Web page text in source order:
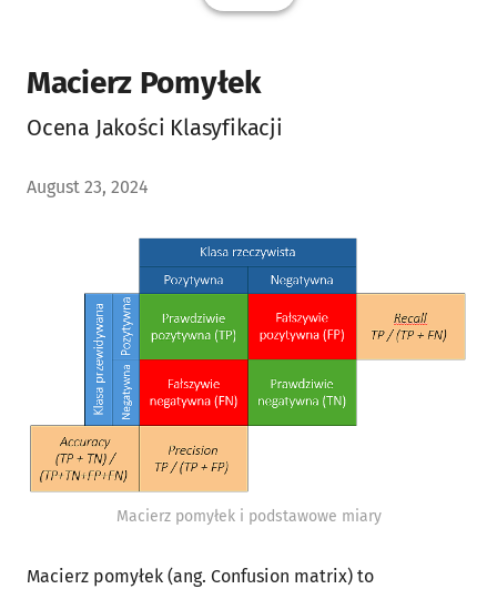
Macierz Pomyłek
Ocena Jakości Klasyfikacji
August 23, 2024
Macierz pomyłek i podstawowe miary
Macierz pomyłek (ang. Confusion matrix) to